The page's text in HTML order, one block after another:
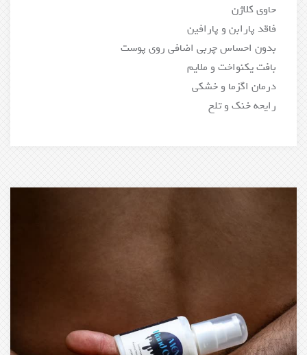
حاوی کلاژن
فاقد پارابن و پارافین
بدون احساس چربی اضافی روی پوست
بافت یکنواخت و ملایم
درمان اگزما و خشکی
رایحه خنک و تلخ